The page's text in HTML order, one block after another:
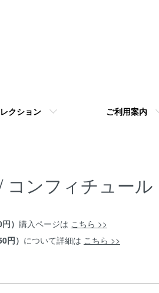
クション ご利用案内
コンフィチュール
） 購入ページは こちら >>
円） について詳細は こちら >>